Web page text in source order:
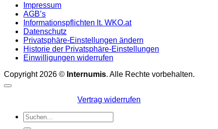
Impressum
AGB’s
Informationspflichten lt. WKO.at
Datenschutz
Privatsphäre-Einstellungen ändern
Historie der Privatsphäre-Einstellungen
Einwilligungen widerrufen
Copyright 2026 © Internumis. Alle Rechte vorbehalten.
Vertrag widerrufen
Suchen
nach: